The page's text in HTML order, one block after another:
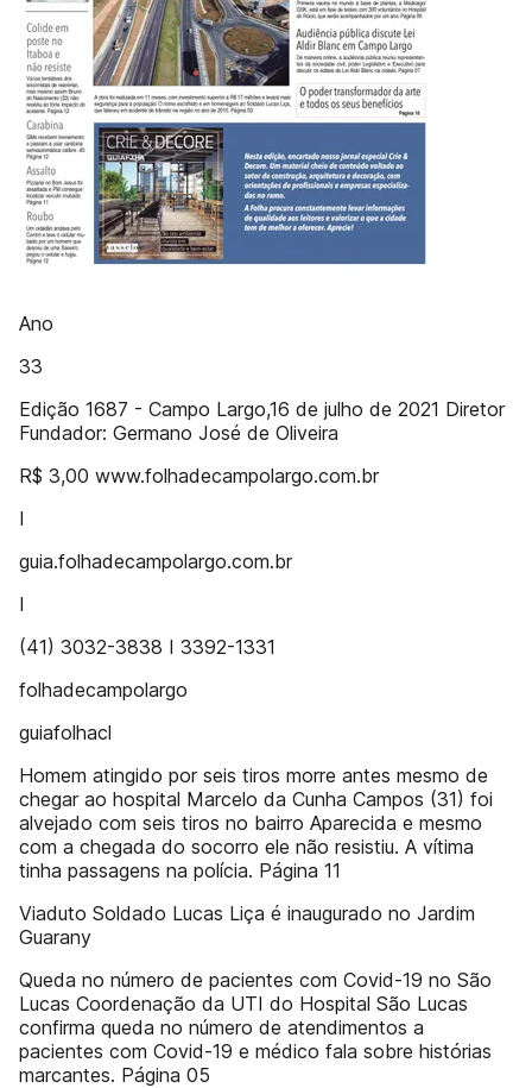
Ano
33
Edição 1687 - Campo Largo,16 de julho de 2021 Diretor
Fundador: Germano José de Oliveira
R$ 3,00 www.folhadecampolargo.com.br
I
guia.folhadecampolargo.com.br
I
(41) 3032-3838 I 3392-1331
folhadecampolargo
guiafolhacl
Homem atingido por seis tiros morre antes mesmo de
chegar ao hospital Marcelo da Cunha Campos (31) foi
alvejado com seis tiros no bairro Aparecida e mesmo
com a chegada do socorro ele não resistiu. A vítima
tinha passagens na polícia. Página 11
Viaduto Soldado Lucas Liça é inaugurado no Jardim
Guarany
Queda no número de pacientes com Covid-19 no São
Lucas Coordenação da UTI do Hospital São Lucas
confirma queda no número de atendimentos a
pacientes com Covid-19 e médico fala sobre histórias
marcantes. Página 05